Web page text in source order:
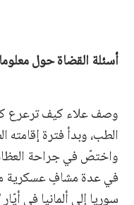
أسئلة القضاة حول
وصف علاء كيف ترعرع
الطب، وبدأ فترة
واختصّ في جراحة
في عدة مشافٍ عسكرية